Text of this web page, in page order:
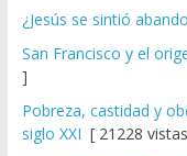
¿Jesús se sintió
San Francisco y el
]
Pobreza, castidad y
siglo XXI [ 21228